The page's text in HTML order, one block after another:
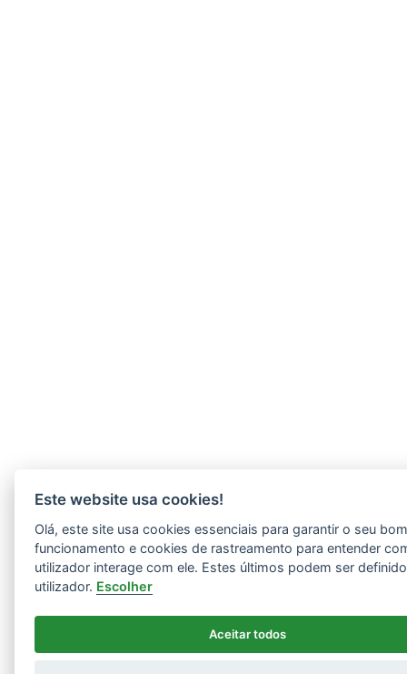
Este website usa cookies!
Olá, este site usa cookies essenciais para garantir o seu
funcionamento e cookies de rastreamento para entender
utilizador interage com ele. Estes últimos podem ser
utilizador. Escolher
Aceitar todos